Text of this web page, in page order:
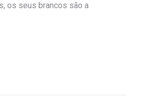
os seus brancos são a